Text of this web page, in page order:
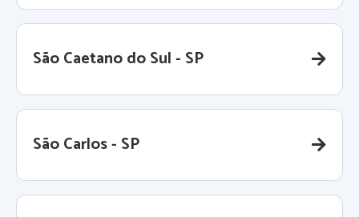
São Caetano do Sul - SP
São Carlos - SP